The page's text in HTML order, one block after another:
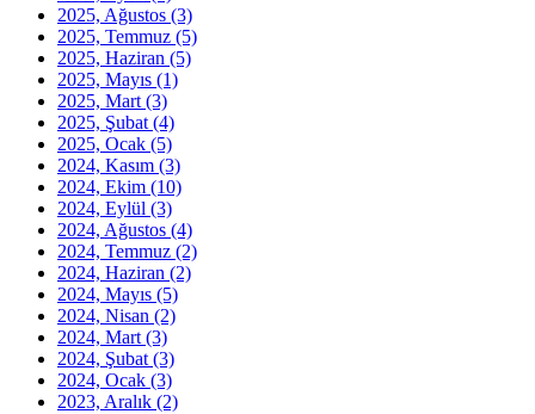
2025, Ağustos (3)
2025, Temmuz (5)
2025, Haziran (5)
2025, Mayıs (1)
2025, Mart (3)
2025, Şubat (4)
2025, Ocak (5)
2024, Kasım (3)
2024, Ekim (10)
2024, Eylül (3)
2024, Ağustos (4)
2024, Temmuz (2)
2024, Haziran (2)
2024, Mayıs (5)
2024, Nisan (2)
2024, Mart (3)
2024, Şubat (3)
2024, Ocak (3)
2023, Aralık (2)